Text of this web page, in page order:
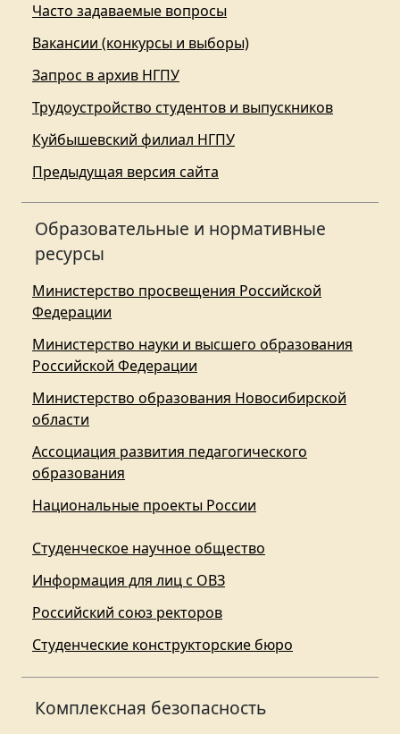
Часто задаваемые вопросы
Вакансии (конкурсы и выборы)
Запрос в архив НГПУ
Трудоустройство студентов и выпускников
Куйбышевский филиал НГПУ
Предыдущая версия сайта
Образовательные и нормативные
ресурсы
Министерство просвещения Российской
Федерации
Министерство науки и высшего образования
Российской Федерации
Министерство образования Новосибирской
области
Ассоциация развития педагогического
образования
Национальные проекты России
Студенческое научное общество
Информация для лиц с ОВЗ
Российский союз ректоров
Студенческие конструкторские бюро
Комплексная безопасность